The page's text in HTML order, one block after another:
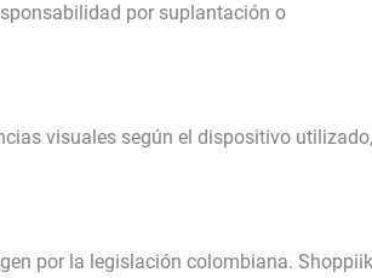
por suplantación o
visuales según el dispositivo utilizado,
por la legislación colombiana. Shoppiik